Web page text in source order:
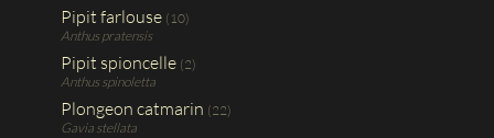
Pipit farlouse (10)
Anthus pratensis
Pipit spioncelle (2)
Anthus spinoletta
Plongeon catmarin (22)
Gavia stellata